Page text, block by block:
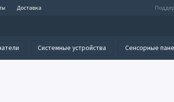
Доставка
Системные устройства Сенсорные